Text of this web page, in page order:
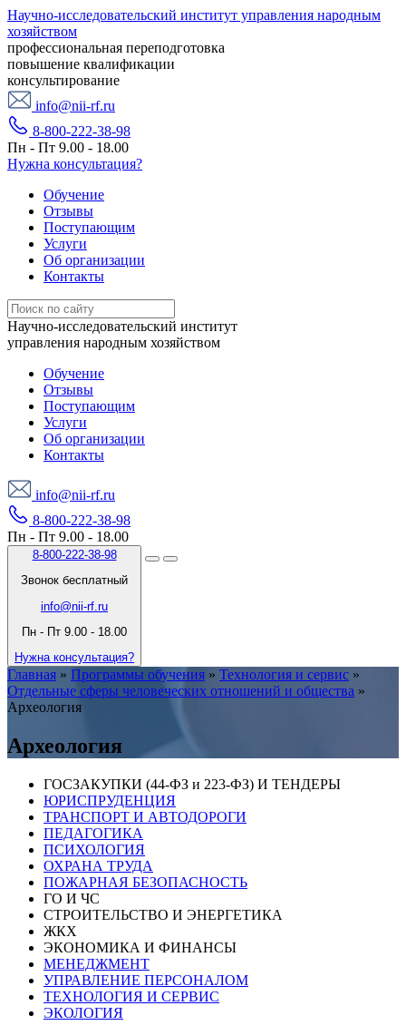
Научно-исследовательский институт управления народным
хозяйством
профессиональная переподготовка
повышение квалификации
консультирование
info@nii-rf.ru
8-800-222-38-98
Пн - Пт 9.00 - 18.00
Нужна консультация?
Обучение
Отзывы
Поступающим
Услуги
Об организации
Контакты
Научно-исследовательский институт
управления народным хозяйством
Обучение
Отзывы
Поступающим
Услуги
Об организации
Контакты
info@nii-rf.ru
8-800-222-38-98
Пн - Пт 9.00 - 18.00
8-800-222-38-98
Звонок бесплатный
info@nii-rf.ru
Пн - Пт 9.00 - 18.00
Нужна консультация?
Главная » Программы обучения » Технология и сервис »
Отдельные сферы человеческих отношений и общества »
Археология
Археология
ГОСЗАКУПКИ (44-ФЗ и 223-ФЗ) И ТЕНДЕРЫ
ЮРИСПРУДЕНЦИЯ
ТРАНСПОРТ И АВТОДОРОГИ
ПЕДАГОГИКА
ПСИХОЛОГИЯ
ОХРАНА ТРУДА
ПОЖАРНАЯ БЕЗОПАСНОСТЬ
ГО И ЧС
СТРОИТЕЛЬСТВО И ЭНЕРГЕТИКА
ЖКХ
ЭКОНОМИКА И ФИНАНСЫ
МЕНЕДЖМЕНТ
УПРАВЛЕНИЕ ПЕРСОНАЛОМ
ТЕХНОЛОГИЯ И СЕРВИС
ЭКОЛОГИЯ